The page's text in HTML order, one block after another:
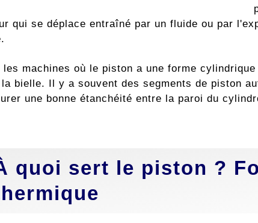
qui se déplace entraîné par un fluide ou par
les machines où le piston a une forme
bielle. Il y a souvent des segments de piston
une bonne étanchéité entre la paroi du
quoi sert le piston ?